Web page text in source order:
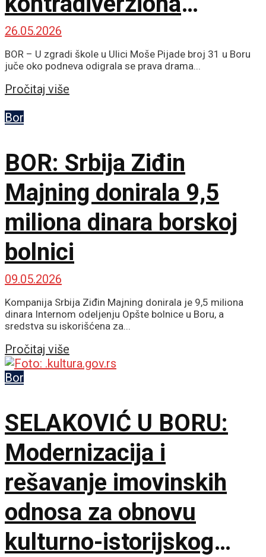
jedinica hitno na terenu
26.05.2026
BOR – U zgradi škole u Ulici Moše Pijade broj 31 u Boru
juče oko podneva odigrala se prava drama...
Pročitaj više
Bor
BOR: Srbija Ziđin
Majning donirala 9,5
miliona dinara borskoj
bolnici
09.05.2026
Kompanija Srbija Ziđin Majning donirala je 9,5 miliona
dinara Internom odeljenju Opšte bolnice u Boru, a
sredstva su iskorišćena za...
Pročitaj više
Bor
SELAKOVIĆ U BORU:
Modernizacija i
rešavanje imovinskih
odnosa za obnovu
kulturno-istorijskog